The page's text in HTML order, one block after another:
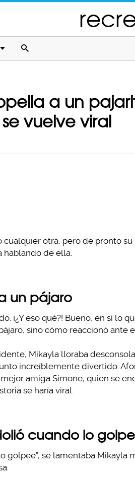
a un
vuelve viral
cualquier otra, pero de pronto
hablando de ella.
un pájaro
¡¿Y eso qué?! Bueno, en sí lo
sino cómo reaccionó ante
Mikayla lloraba
increíblemente divertido.
amiga Simone, quien se
se haría viral.
cuando lo
golpee”, se lamentaba Mikayla